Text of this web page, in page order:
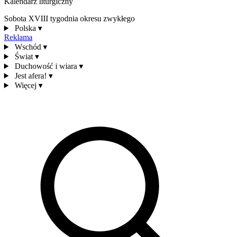
Sobota XVIII tygodnia okresu zwykłego
Polska ▾
Reklama
Wschód ▾
Świat ▾
Duchowość i wiara ▾
Jest afera! ▾
Więcej ▾